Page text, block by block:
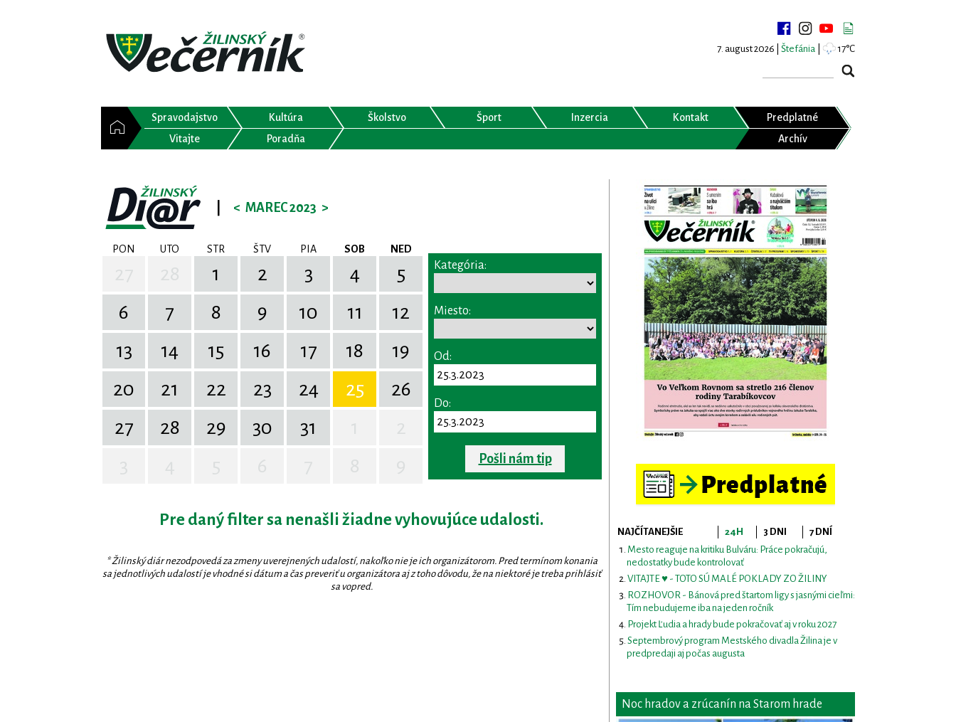
7. august 2026 | Štefánia 17°C
Spravodajstvo Kultúra Školstvo Šport Inzercia Kontakt
Predplatné
Vitajte
Poradňa Archív
< MAREC 2023 >
PON UTO STR ŠTV PIA SOB NED
1 2 3 4
5
6
7 8 9 10 11
12
13
14 15 16 17 18
19
20
21 22 23 24 25
26
27
28 29 30 31
Kategória:
Miesto:
Od:
Do:
Pošli nám tip
Pre daný filter sa nenašli žiadne vyhovujúce udalosti.
* Žilinský diár nezodpovedá za zmeny uverejnených udalostí, nakoľko nie je ich organizátorom. Pred termínom konania
sa jednotlivých udalostí je vhodné si dátum a čas preveriť u organizátora aj z toho dôvodu, že na niektoré je treba prihlásiť
sa vopred.
NAJČÍTANEJŠIE 24H 3 DNI
7 DNÍ
Mesto reaguje na kritiku Bulváru: Práce pokračujú,
nedostatky bude kontrolovať
VITAJTE ♥ - TOTO SÚ MALÉ POKLADY ZO ŽILINY
ROZHOVOR - Bánová pred štartom ligy s jasnými cieľmi:
Tím nebudujeme iba na jeden ročník
Projekt Ľudia a hrady bude pokračovať aj v roku 2027
Septembrový program Mestského divadla Žilina je v
predpredaji aj počas augusta
Noc hradov a zrúcanín na Starom hrade